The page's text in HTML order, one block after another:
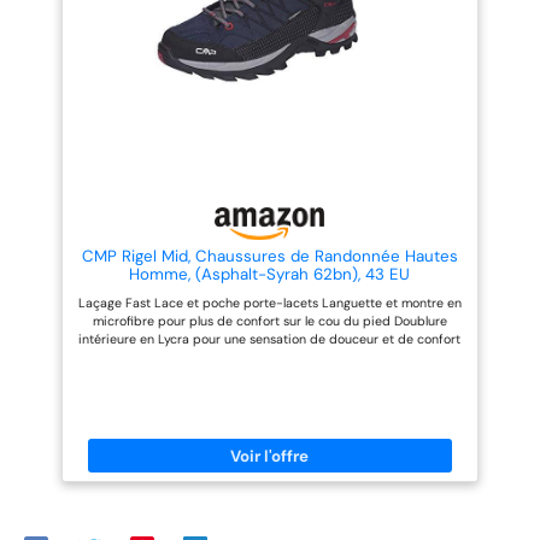
CMP Rigel Mid, Chaussures de Randonnée Hautes
Homme, (Asphalt-Syrah 62bn), 43 EU
Laçage Fast Lace et poche porte-lacets Languette et montre en
microfibre pour plus de confort sur le cou du pied Doublure
intérieure en Lycra pour une sensation de douceur et de confort